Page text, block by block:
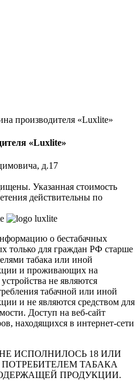
производителя «Luxlite»
«Luxlite»
д.17
Указанная стоимость
действительны по
о бестабачных
только для граждан РФ старше
табака или иной
и проживающих на
не являются
табачной или иной
и не являются средством для
Доступ на веб-сайт
находящихся в интернет-сети
ИСПОЛНИЛОСЬ 18 ИЛИ
ТАБАКА
ПРОДУКЦИИ.